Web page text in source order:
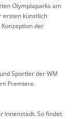
Olympiaparks am
ersten künstlich
der
Sportler der WM
Premiere.
Innenstadt. So findet